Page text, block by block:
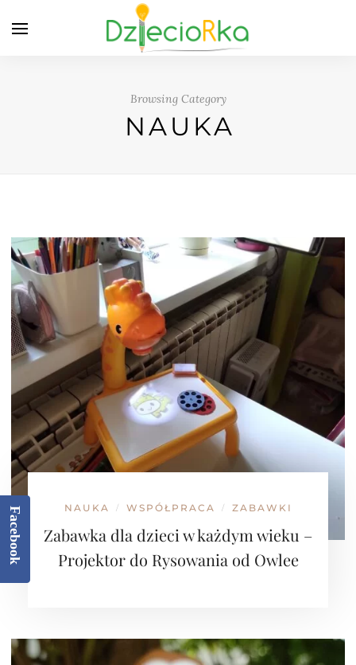
Browsing Category
NAUKA
NAUKA / WSPÓŁPRACA / ZABAWKI
Zabawka dla dzieci w każdym wieku –
Projektor do Rysowania od Owlee
Facebook